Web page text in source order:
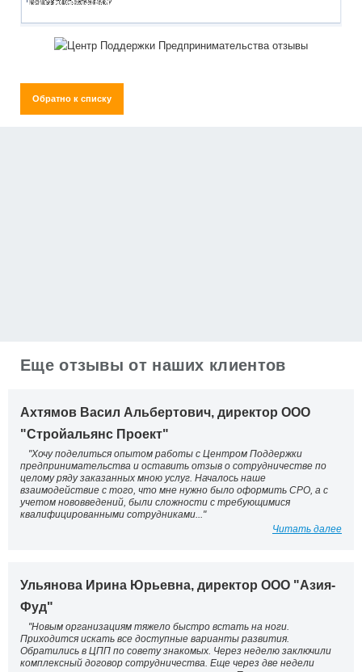
Обратно к списку
Еще отзывы от наших клиентов
Ахтямов Васил Альбертович, директор ООО
"Стройальянс Проект"
"Хочу поделиться опытом работы с Центром Поддержки
предпринимательства и оставить отзыв о сотрудничестве по
целому ряду заказанных мною услуг. Началось наше
взаимодействие с того, что мне нужно было оформить СРО, а с
учетом нововведений, были сложности с требующимися
квалифицированными сотрудниками..."
Читать далее
Ульянова Ирина Юрьевна, директор ООО "Азия-
Фуд"
"Новым организациям тяжело быстро встать на ноги.
Приходится искать все доступные варианты развития.
Обратились в ЦПП по совету знакомых. Через неделю заключили
комплексный договор сотрудничества. Еще через две недели